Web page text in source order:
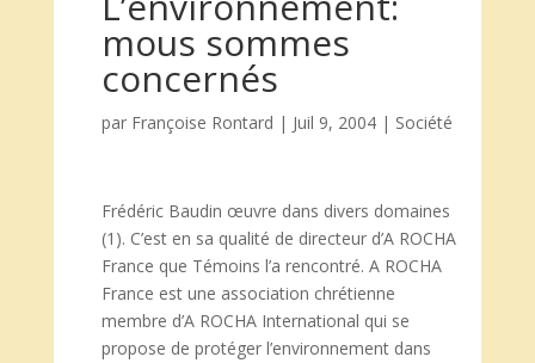
mous sommes
concernés
par Françoise Rontard | Juil 9, 2004| Société
Frédéric Baudin œuvre dans divers domaines
(1). C’est en sa qualité de directeur d’A ROCHA
France que Témoins l’a rencontré. A ROCHA
France est une association chrétienne
membre d’A ROCHA International qui se
propose de protéger l’environnement dans